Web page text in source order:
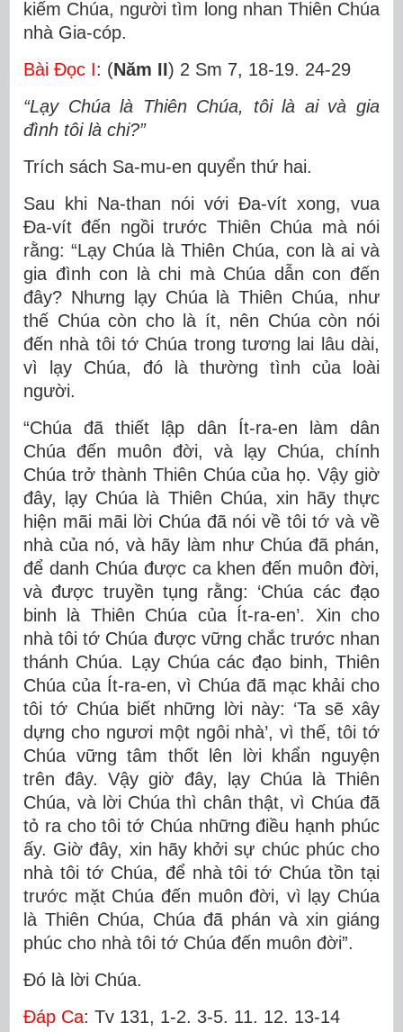
kiếm Chúa, người tìm long nhan Thiên Chúa
nhà Gia-cóp.
Bài Ðọc I: (Năm II) 2 Sm 7, 18-19. 24-29
“Lạy Chúa là Thiên Chúa, tôi là ai và gia
đình tôi là chi?”
Trích sách Sa-mu-en quyển thứ hai.
Sau khi Na-than nói với Ða-vít xong, vua
Ða-vít đến ngồi trước Thiên Chúa mà nói
rằng: “Lạy Chúa là Thiên Chúa, con là ai và
gia đình con là chi mà Chúa dẫn con đến
đây? Nhưng lạy Chúa là Thiên Chúa, như
thế Chúa còn cho là ít, nên Chúa còn nói
đến nhà tôi tớ Chúa trong tương lai lâu dài,
vì lạy Chúa, đó là thường tình của loài
người.
“Chúa đã thiết lập dân Ít-ra-en làm dân
Chúa đến muôn đời, và lạy Chúa, chính
Chúa trở thành Thiên Chúa của họ. Vậy giờ
đây, lạy Chúa là Thiên Chúa, xin hãy thực
hiện mãi mãi lời Chúa đã nói về tôi tớ và về
nhà của nó, và hãy làm như Chúa đã phán,
để danh Chúa được ca khen đến muôn đời,
và được truyền tụng rằng: ‘Chúa các đạo
binh là Thiên Chúa của Ít-ra-en’. Xin cho
nhà tôi tớ Chúa được vững chắc trước nhan
thánh Chúa. Lạy Chúa các đạo binh, Thiên
Chúa của Ít-ra-en, vì Chúa đã mạc khải cho
tôi tớ Chúa biết những lời này: ‘Ta sẽ xây
dựng cho ngươi một ngôi nhà’, vì thế, tôi tớ
Chúa vững tâm thốt lên lời khẩn nguyện
trên đây. Vậy giờ đây, lạy Chúa là Thiên
Chúa, và lời Chúa thì chân thật, vì Chúa đã
tỏ ra cho tôi tớ Chúa những điều hạnh phúc
ấy. Giờ đây, xin hãy khởi sự chúc phúc cho
nhà tôi tớ Chúa, để nhà tôi tớ Chúa tồn tại
trước mặt Chúa đến muôn đời, vì lạy Chúa
là Thiên Chúa, Chúa đã phán và xin giáng
phúc cho nhà tôi tớ Chúa đến muôn đời”.
Ðó là lời Chúa.
Ðáp Ca: Tv 131, 1-2. 3-5. 11. 12. 13-14